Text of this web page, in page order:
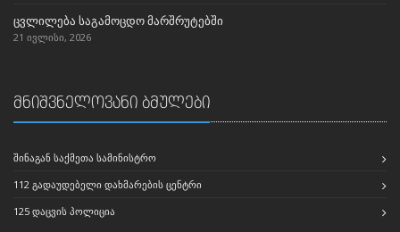
ცვლილება საგამოცდო მარშრუტებში
21 ივლისი, 2026
მნიშვნელოვანი ბმულები
ᲨᲘᲜᲐᲒᲐᲜ ᲡᲐᲥᲛᲔᲗᲐ ᲡᲐᲛᲘᲜᲘᲡᲢᲠᲝ
112 ᲒᲐᲓᲐᲣᲓᲔᲑᲔᲚᲘ ᲓᲐᲮᲛᲐᲠᲔᲑᲘᲡ ᲪᲔᲜᲢᲠᲘ
125 ᲓᲐᲪᲕᲘᲡ ᲞᲝᲚᲘᲪᲘᲐ